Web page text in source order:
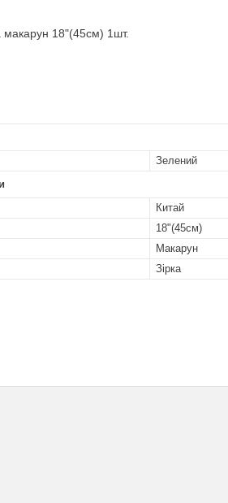
макарун 18"(45см) 1шт.
Зелений
Китай
18"(45см)
Макарун
Зірка